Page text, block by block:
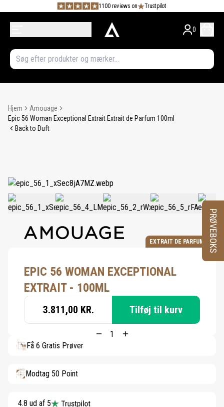
1100 reviews on Trustpilot
0
Hjem
Amouage
Epic 56 Woman Exceptional Extrait Extrait de Parfum 100ml
Back to Duft
EXTRAIT DE PARFUM
EPIC 56 WOMAN EXCEPTIONAL
EXTRAIT - 100ML
3.811,00 KR. Tilføj til kurv
Få 6 Gratis Prøver
Modtag 50 Point
4.8 ud af 5
PRØVEBOKS